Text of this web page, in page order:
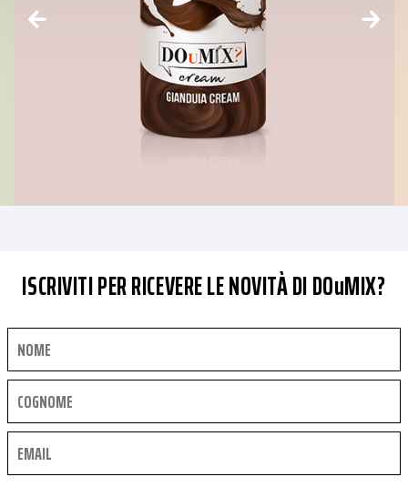
ISCRIVITI PER RICEVERE LE NOVITÀ DI DOuMIX?